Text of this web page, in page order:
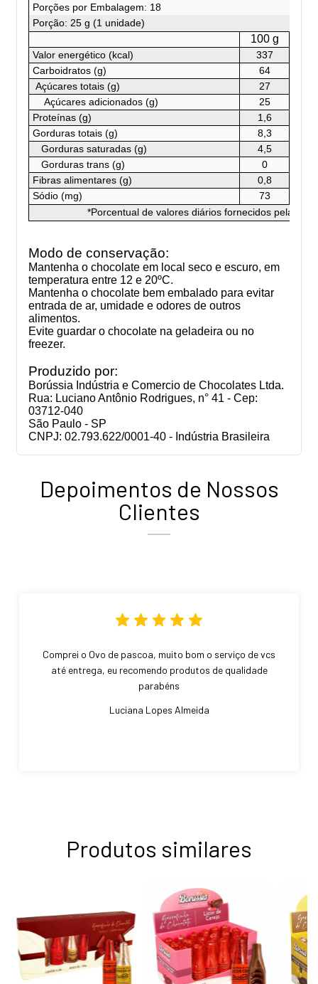
Porções por Embalagem: 18
Porção: 25 g (1 unidade)
100 g
Valor energético (kcal) 337
Carboidratos (g)
64
Açúcares totais (g)
27
Açúcares adicionados (g)
25
Proteínas (g)
1,6
Gorduras totais (g)
8,3
Gorduras saturadas (g)
4,5
Gorduras trans (g)
0
Fibras alimentares (g)
0,8
Sódio (mg)
73
*Porcentual de valores diários fornecidos pela
Modo de conservação:
Mantenha o chocolate em local seco e escuro, em
temperatura entre 12 e 20ºC.
Mantenha o chocolate bem embalado para evitar
entrada de ar, umidade e odores de outros
alimentos.
Evite guardar o chocolate na geladeira ou no
freezer.
Produzido por:
Borússia Indústria e Comercio de Chocolates Ltda.
Rua: Luciano Antônio Rodrigues, n° 41 - Cep:
03712-040
São Paulo - SP
CNPJ: 02.793.622/0001-40 - Indústria Brasileira
Depoimentos de Nossos
Clientes
Comprei o Ovo de pascoa, muito bom o serviço de vcs
até entrega, eu recomendo produtos de qualidade
parabéns
Luciana Lopes Almeida
Produtos similares